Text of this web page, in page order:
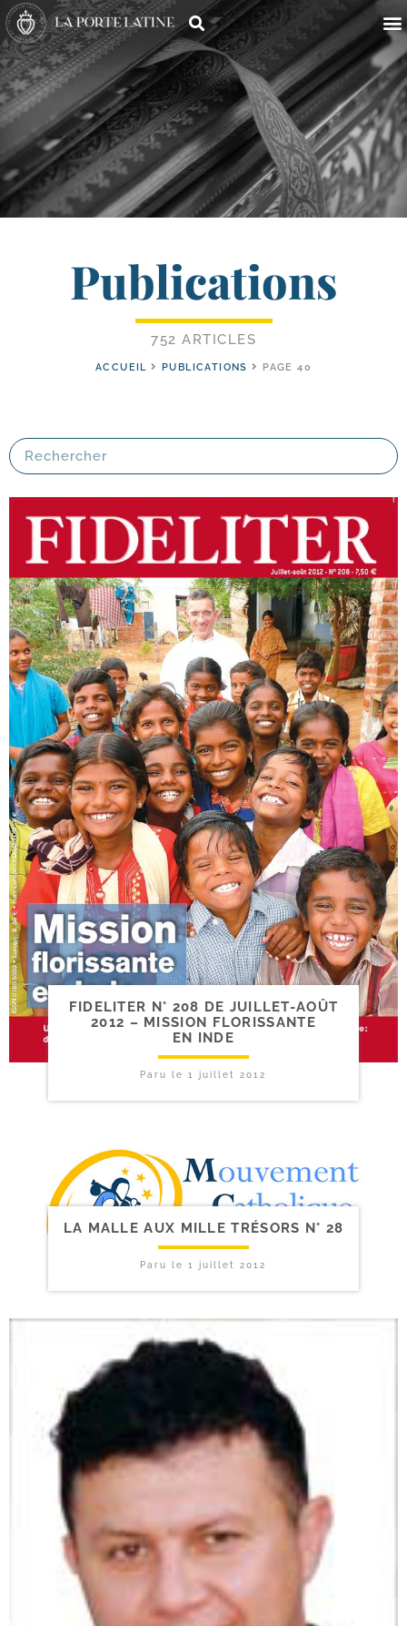
Publications
752 ARTICLES
ACCUEIL PUBLICATIONS PAGE 40
FIDELITER N° 208 DE JUILLET-​AOÛT
2012 – MISSION FLORISSANTE
EN INDE
Paru le1 juillet 2012
LA MALLE AUX MILLE TRÉSORS N° 28
Paru le1 juillet 2012